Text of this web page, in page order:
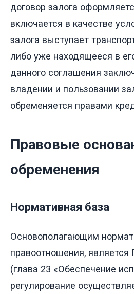
договор залога
включается в качестве
залога выступает
либо уже находящееся в
данного соглашения
владении и пользовании
обременяется правами
Правовые
обременения
Нормативная база
Основополагающим
правоотношения,
(глава 23 «Обеспечение
регулирование